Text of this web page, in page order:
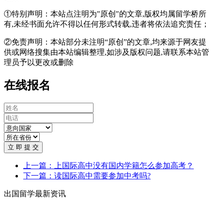
①特别声明：本站点注明为"原创"的文章,版权均属留学桥所
有,未经书面允许不得以任何形式转载,违者将依法追究责任；
②免责声明：本站部分未注明“原创”的文章,均来源于网友提
供或网络搜集由本站编辑整理,如涉及版权问题,请联系本站管
理员予以更改或删除
在线报名
立 即 提 交
上一篇：上国际高中没有国内学籍怎么参加高考？
下一篇：读国际高中需要参加中考吗?
出国留学最新资讯